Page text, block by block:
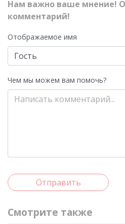
Нам важно ваше мнение!
комментарий!
Отображаемое имя
Чем мы можем вам помочь?
Отправить
Смотрите также